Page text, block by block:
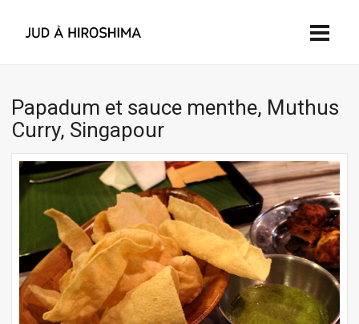
Papadum et sauce menthe, Muthus
Curry, Singapour